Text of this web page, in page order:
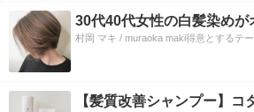
村岡 マキ / muraoka maki得意とするテ